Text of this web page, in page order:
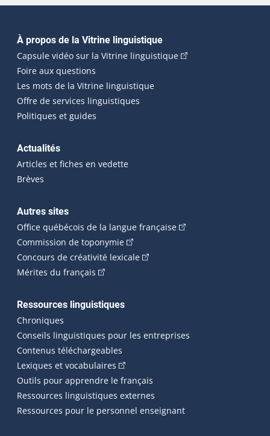
Navigation principale
À propos de la Vitrine linguistique
Capsule vidéo sur la Vitrine linguistique(Cet hyperlien
Foire aux questions
Les mots de la Vitrine linguistique
Offre de services linguistiques
Politiques et guides
Actualités
Articles et fiches en vedette
Brèves
Autres sites
Office québécois de la langue française(Cet hyperlien
Commission de toponymie(Cet hyperlien externe s'ouvrira
Concours de créativité lexicale(Cet hyperlien externe
Mérites du français (Cet hyperlien externe s'ouvrira dans une
Ressources linguistiques
Chroniques
Conseils linguistiques pour les entreprises
Contenus téléchargeables
Lexiques et vocabulaires (Cet hyperlien externe s'ouvrira
Outils pour apprendre le français
Ressources linguistiques externes
Ressources pour le personnel enseignant